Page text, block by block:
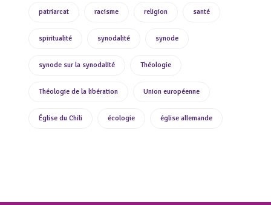
patriarcat racisme religion santé
spiritualité synodalité synode
synode sur la synodalité Théologie
Théologie de la libération Union européenne
Église du Chili écologie église allemande